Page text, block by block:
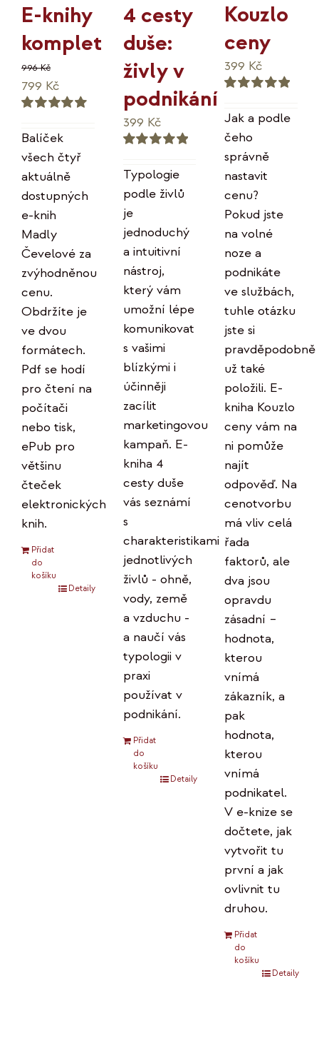
E-knihy
komplet
5.00z 5
996Kč
Původní
cena
996 Kč.
799 Kč
cena
799 Kč.
Balíček
všech čtyř
aktuálně
dostupných
e-knih
Madly
Čevelové za
zvýhodněnou
cenu.
Obdržíte je
ve dvou
formátech.
Pdf se hodí
pro čtení na
počítači
nebo tisk,
ePub pro
většinu
čteček
elektronických
knih.
Přidat
do
košíku
Detaily
4 cesty
duše:
živly v
podnikání
5.00 z 5
399 Kč
Typologie
podle živlů
je
jednoduchý
a intuitivní
nástroj,
který vám
umožní lépe
komunikovat
s vašimi
blízkými i
účinněji
zacílit
marketingovou
kampaň. E-
kniha 4
cesty duše
vás seznámí
s
charakteristikami
jednotlivých
živlů - ohně,
vody, země
a vzduchu -
a naučí vás
typologii v
praxi
používat v
podnikání.
Přidat
do
košíku
Detaily
Kouzlo
ceny
5.00 z 5
399 Kč
Jak a podle
čeho
správně
nastavit
cenu?
Pokud jste
na volné
noze a
podnikáte
ve službách,
tuhle otázku
jste si
pravděpodobně
už také
položili. E-
kniha Kouzlo
ceny vám na
ni pomůže
najít
odpověď. Na
cenotvorbu
má vliv celá
řada
faktorů, ale
dva jsou
opravdu
zásadní –
hodnota,
kterou
vnímá
zákazník, a
pak
hodnota,
kterou
vnímá
podnikatel.
V e-knize se
dočtete, jak
vytvořit tu
první a jak
ovlivnit tu
druhou.
Přidat
do
košíku
Detaily